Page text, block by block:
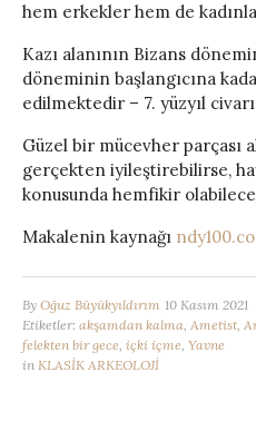
hem erkekler hem de
Kazı alanının Bizans
döneminin başlangıcına
edilmektedir – 7. yüzyıl
Güzel bir mücevher parçası
gerçekten iyileştirebilirse,
konusunda hemfikir
Makalenin kaynağı
By Oğuz Büyükyıldırım 10 Kasım 2021
Etiketler: akşamdan kalma, Ametist,
felekten bir gece, içki içme, Yavne
in KLASİK ARKEOLOJİ